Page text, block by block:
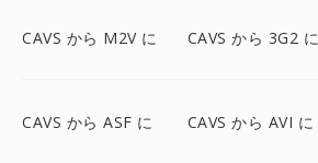
CAVS から M2V に CAVS から 3G2 に
CAVS から ASF に CAVS から AVI に